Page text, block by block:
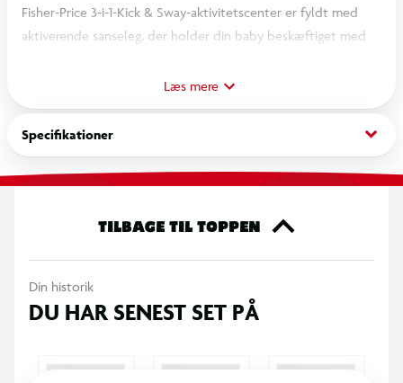
Fisher-Price 3-i-1-Kick & Sway-aktivitetscenter er fyldt med
aktiverende sanseleg, der holder din baby beskæftiget med
maven for nyfødte til siddende leg! Barnet kan sætte det
hele i bevægelse med den unikke, svajende uro, der snurrer
rundt og vipper frem og tilbage, når barnet sparker til
fodpuden. Dette ikke-elektroniske aktivitetscenter til nyfødte
har 5 områder til sanseleg med udviklende aktiviteter, som
perlestang, plus en kvalitetslegemåtte, 3 stk. legetøj, der kan
Læs mere
Specifikationer keyboard_arrow_down
TILBAGE TIL TOPPEN
Din historik
DU HAR SENEST SET PÅ